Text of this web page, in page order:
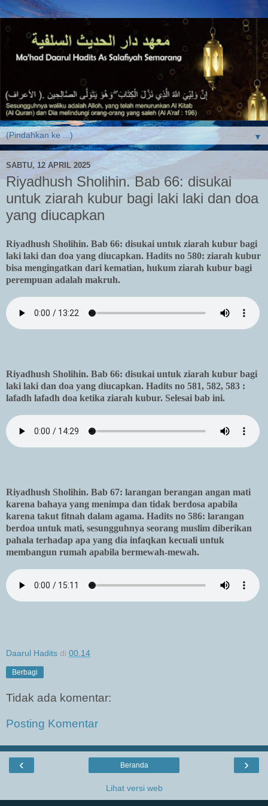
▼
SABTU, 12 APRIL 2025
Riyadhush Sholihin. Bab 66: disukai
untuk ziarah kubur bagi laki laki dan doa
yang diucapkan
Riyadhush Sholihin. Bab 66: disukai untuk ziarah kubur bagi
laki laki dan doa yang diucapkan. Hadits no 580: ziarah kubur
bisa mengingatkan dari kematian, hukum ziarah kubur bagi
perempuan adalah makruh.
Riyadhush Sholihin. Bab 66: disukai untuk ziarah kubur bagi
laki laki dan doa yang diucapkan. Hadits no 581, 582, 583 :
lafadh lafadh doa ketika ziarah kubur. Selesai bab ini.
Riyadhush Sholihin. Bab 67: larangan berangan angan mati
karena bahaya yang menimpa dan tidak berdosa apabila
karena takut fitnah dalam agama. Hadits no 586: larangan
berdoa untuk mati, sesungguhnya seorang muslim diberikan
pahala terhadap apa yang dia infaqkan kecuali untuk
membangun rumah apabila bermewah-mewah.
Daarul Hadits di 00.14
Berbagi
Tidak ada komentar:
Posting Komentar
‹ ›
Beranda
Lihat versi web